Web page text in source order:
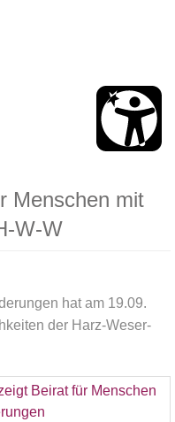
Menschen mit
W-W
hat am 19.09.
der Harz-Weser-